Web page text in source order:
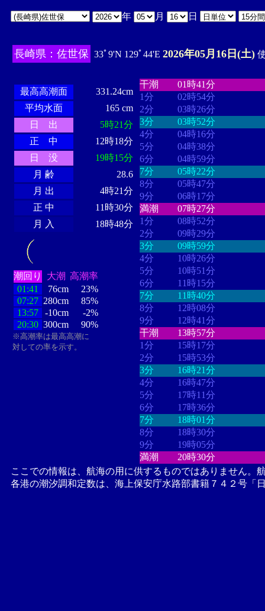
年 月 日
長崎県：佐世保 33ﾟ9'N 129ﾟ44'E 2026年05月16日(土)
最高高潮面
331.24cm
平均水面
165 cm
日 出
5時21分
正 中
12時18分
日 没
19時15分
月 齢
28.6
月 出
4時21分
正 中
11時30分
月 入
18時48分
潮回り 大潮 高潮率
01:41
76cm
23%
07:27 280cm
85%
13:57
-10cm
-2%
20:30 300cm 90%
※高潮率は最高高潮に
対しての率を示す。
干潮
01時41分
1分
02時54分
2分
03時26分
3分
03時52分
4分
04時16分
5分
04時38分
6分
04時59分
7分
05時22分
8分
05時47分
9分
06時17分
満潮
07時27分
1分
08時52分
2分
09時29分
3分
09時59分
4分
10時26分
5分
10時51分
6分
11時15分
7分
11時40分
8分
12時08分
9分
12時41分
干潮
13時57分
1分
15時17分
2分
15時53分
3分
16時21分
4分
16時47分
5分
17時11分
6分
17時36分
7分
18時01分
8分
18時30分
9分
19時05分
満潮
20時30分
ここでの情報は、航海の用に供するものではありません。
各港の潮汐調和定数は、海上保安庁水路部書籍７４２号「